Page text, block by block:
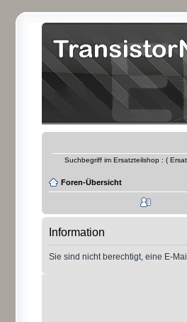
Suchbegriff im Ersatzteilshop : (
Foren-Übersicht
Information
Sie sind nicht berechtigt, eine E-